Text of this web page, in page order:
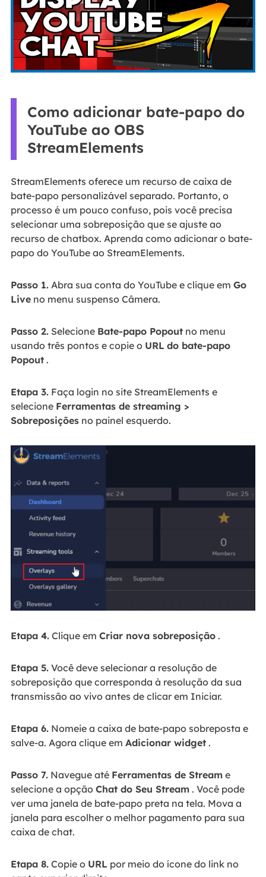
Como adicionar bate-papo do
YouTube ao OBS
StreamElements
StreamElements oferece um recurso de caixa de
bate-papo personalizável separado. Portanto, o
processo é um pouco confuso, pois você precisa
selecionar uma sobreposição que se ajuste ao
recurso de chatbox. Aprenda como adicionar o bate-
papo do YouTube ao StreamElements.
Passo 1.Abra sua conta do YouTube e clique em Go
Liveno menu suspenso Câmera.
Passo 2.Selecione Bate-papo Popoutno menu
usando três pontos e copie o URL do bate-papo
Popout.
Etapa 3.Faça login no site StreamElements e
selecione Ferramentas de streaming >
Sobreposiçõesno painel esquerdo.
Etapa 4.Clique em Criar nova sobreposição.
Etapa 5.Você deve selecionar a resolução de
sobreposição que corresponda à resolução da sua
transmissão ao vivo antes de clicar em Iniciar.
Etapa 6.Nomeie a caixa de bate-papo sobreposta e
salve-a. Agora clique em Adicionar widget.
Passo 7.Navegue até Ferramentas de Streame
selecione a opção Chat do Seu Stream. Você pode
ver uma janela de bate-papo preta na tela. Mova a
janela para escolher o melhor pagamento para sua
caixa de chat.
Etapa 8.Copie o URL por meio do ícone do link no